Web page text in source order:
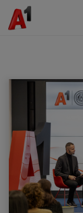
МК SQ
Приватни